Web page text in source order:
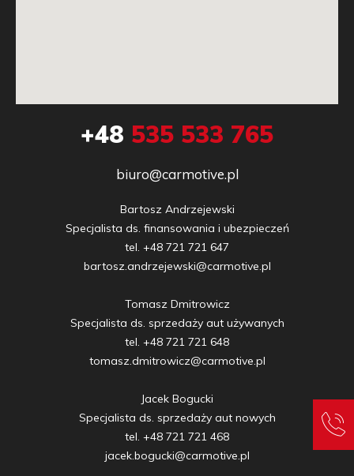
+48 535 533 765
biuro@carmotive.pl
Bartosz Andrzejewski
Specjalista ds. finansowania i ubezpieczeń
tel. +48 721 721 647
bartosz.andrzejewski@carmotive.pl
Tomasz Dmitrowicz
Specjalista ds. sprzedaży aut używanych
tel. +48 721 721 648
tomasz.dmitrowicz@carmotive.pl
Jacek Bogucki
Specjalista ds. sprzedaży aut nowych
tel. +48 721 721 468
jacek.bogucki@carmotive.pl